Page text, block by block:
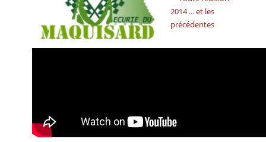
2014 ... et les
précédentes